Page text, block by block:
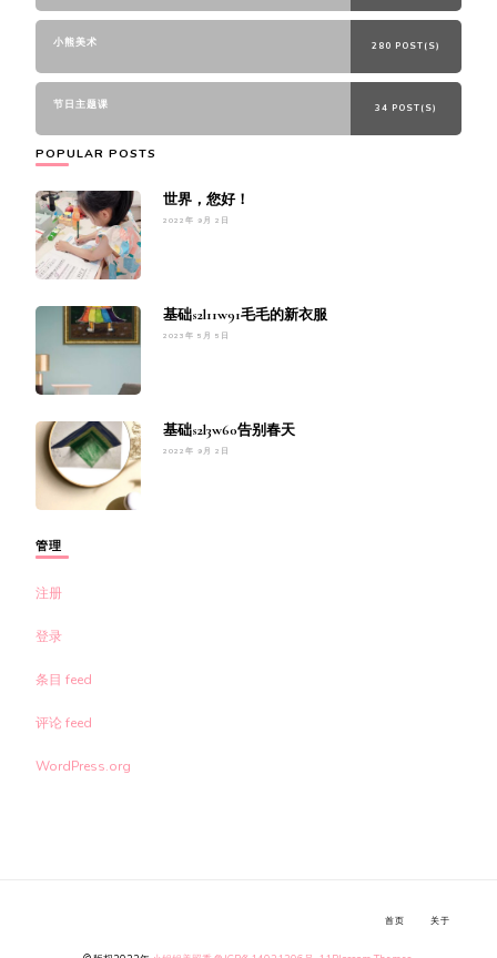
小熊美术 280 POST(S)
节日主题课 34 POST(S)
POPULAR POSTS
世界，您好！
2022年 9月 2日
基础s2l11w91毛毛的新衣服
2023年 5月 5日
基础s2l3w60告别春天
2022年 9月 2日
管理
注册
登录
条目 feed
评论 feed
WordPress.org
首页 关于